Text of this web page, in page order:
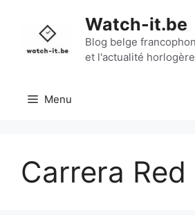
contenu
Watch-it.be
Blog belge
et l'actualité horlogère
Menu
Carrera Red